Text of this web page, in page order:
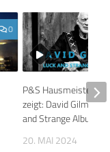
0
P&S Hausmeister
zeigt: David Gilmour
and Strange Album &
20. MAI 2024